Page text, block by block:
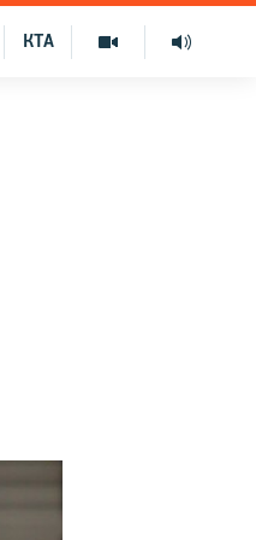
КТА